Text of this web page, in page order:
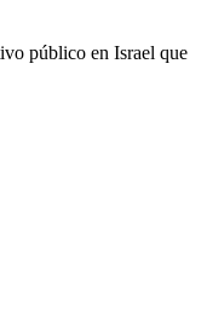
público en Israel que